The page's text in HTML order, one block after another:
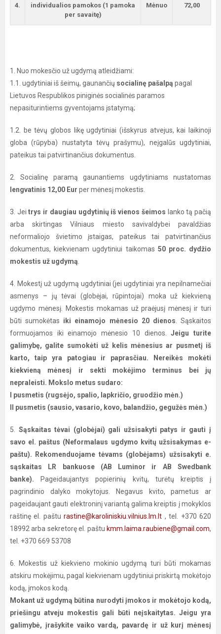
4.
individualios pamokos (1 pamoka
per savaitę)
Mėnuo 72,00
1. Nuo mokesčio už ugdymą atleidžiami:
1.1. ugdytiniai iš šeimų, gaunančių socialinę pašalpą pagal
Lietuvos Respublikos piniginės socialinės paramos
nepasiturintiems gyventojams įstatymą;
1.2. be tėvų globos likę ugdytiniai (išskyrus atvejus, kai laikinoji
globa (rūpyba) nustatyta tėvų prašymu), neįgalūs ugdytiniai,
pateikus tai patvirtinančius dokumentus.
2. Socialinę paramą gaunantiems ugdytiniams nustatomas
lengvatinis 12,00 Eur per mėnesį mokestis.
3. Jeitrys ir daugiau ugdytinių iš vienos šeimos lanko tą pačią
arba skirtingas Vilniaus miesto savivaldybei pavaldžias
neformaliojo švietimo įstaigas, pateikus tai patvirtinančius
dokumentus, kiekvienam ugdytiniui taikomas 50 proc. dydžio
mokestis už ugdymą
4. Mokestį už ugdymą ugdytiniai (jei ugdytiniai yra nepilnamečiai
asmenys – jų tėvai (globėjai, rūpintojai) moka už kiekvieną
ugdymo mėnesį. Mokestis mokamas už praėjusį mėnesį ir turi
būti sumokėtas iki einamojo mėnesio 20 dienos . Sąskaitos
formuojamos iki einamojo mėnesio 10 dienos.Jeigu turite
galimybę, galite sumokėti už kelis mėnesius ar pusmetį iš
karto, taip yra patogiau ir paprasčiau. Nereikės mokėti
kiekvieną mėnesį ir sekti mokėjimo terminus bei jų
nepraleisti. Mokslo metus sudaro:
I pusmetis (rugsėjo, spalio, lapkričio, gruodžio mėn.)
II pusmetis (sausio, vasario, kovo, balandžio, gegužės mėn.)
5. Sąskaitas tėvai (globėjai) gali užsisakyti patys ir gauti į
savo el. paštus (Neformalaus ugdymo kvitų užsisakymas e-
paštu). Rekomenduojame tėvams (globėjams) užsisakyti e.
sąskaitas LR bankuose (AB Luminor ir AB Swedbank
banke). Pageidaujantys popierinių kvitų, turėtų kreiptis į
pagrindinio dalyko mokytojus. Negavus kvito, pametus ar
pageidaujant gauti elektroninį variantą galima kreiptis į mokyklos
raštinę el. pašturastine@karoliniskiu.vilnius.lm.lt , tel. +370 620
18992 arba sekretorę el. paštu kmm.laima.raubiene@gmail.com,
tel. +370 669 53708
6. Mokestis už kiekvieno mokinio ugdymą turi būti mokamas
atskiru mokėjimu, pagal kiekvienam ugdytiniui priskirtą mokėtojo
kodą, įmokos kodą.
Mokant už ugdymą būtina nurodyti įmokos ir mokėtojo kodą,
priešingu atveju mokestis gali būti neįskaitytas. Jeigu yra
galimybė, įrašykite vaiko vardą, pavardę ir už kurį mėnesį